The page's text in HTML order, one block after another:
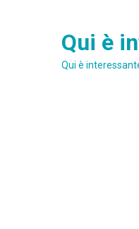
Qui è
Qui è